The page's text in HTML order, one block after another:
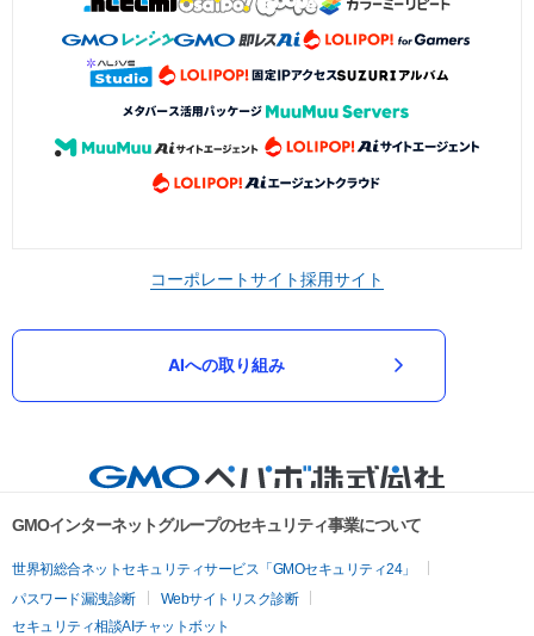
コーポレートサイト採用サイト
AIへの取り組み
GMOインターネットグループのセキュリティ事業について
世界初総合ネットセキュリティサービス「GMOセキュリティ24」
パスワード漏洩診断
Webサイトリスク診断
セキュリティ相談AIチャットボット